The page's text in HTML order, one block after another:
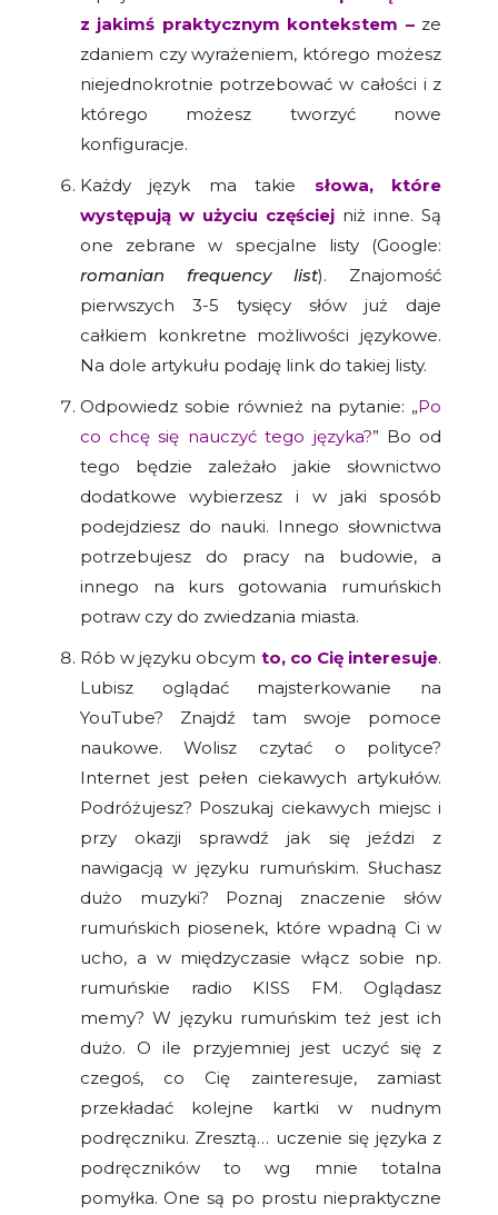
z jakimś praktycznym kontekstem –ze
zdaniem czy wyrażeniem, którego możesz
niejednokrotnie potrzebować w całości i z
którego możesz tworzyć nowe
konfiguracje.
Każdy język ma takie słowa, które
występują w użyciu częściej niż inne. Są
one zebrane w specjalne listy (Google:
romanian frequency list). Znajomość
pierwszych 3-5 tysięcy słów już daje
całkiem konkretne możliwości językowe.
Na dole artykułu podaję link do takiej listy.
Odpowiedz sobie również na pytanie: „Po
co chcę się nauczyć tego języka?” Bo od
tego będzie zależało jakie słownictwo
dodatkowe wybierzesz i w jaki sposób
podejdziesz do nauki. Innego słownictwa
potrzebujesz do pracy na budowie, a
innego na kurs gotowania rumuńskich
potraw czy do zwiedzania miasta.
Rób w języku obcym to, co Cię interesuje.
Lubisz oglądać majsterkowanie na
YouTube? Znajdź tam swoje pomoce
naukowe. Wolisz czytać o polityce?
Internet jest pełen ciekawych artykułów.
Podróżujesz? Poszukaj ciekawych miejsc i
przy okazji sprawdź jak się jeździ z
nawigacją w języku rumuńskim. Słuchasz
dużo muzyki? Poznaj znaczenie słów
rumuńskich piosenek, które wpadną Ci w
ucho, a w międzyczasie włącz sobie np.
rumuńskie radio KISS FM. Oglądasz
memy? W języku rumuńskim też jest ich
dużo. O ile przyjemniej jest uczyć się z
czegoś, co Cię zainteresuje, zamiast
przekładać kolejne kartki w nudnym
podręczniku. Zresztą… uczenie się języka z
podręczników to wg mnie totalna
pomyłka. One są po prostu niepraktyczne